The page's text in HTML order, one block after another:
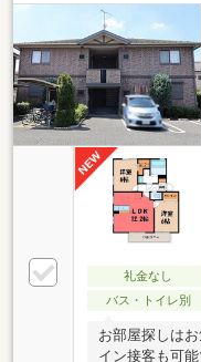
礼金なし
バス・トイレ別
お部屋探しは
イン接客も可